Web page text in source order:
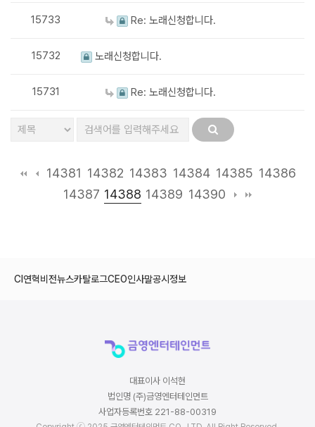
15733 Re: 노래신청합니다.
15732 노래신청합니다.
15731 Re: 노래신청합니다.
14381 14382 14383 14384 14385 14386
14387 14388 14389 14390
CI 연혁비전뉴스카탈로그CEO인사말공시정보
대표이사 이석현
법인명 (주)금영엔터테인먼트
사업자등록번호 221-88-00319